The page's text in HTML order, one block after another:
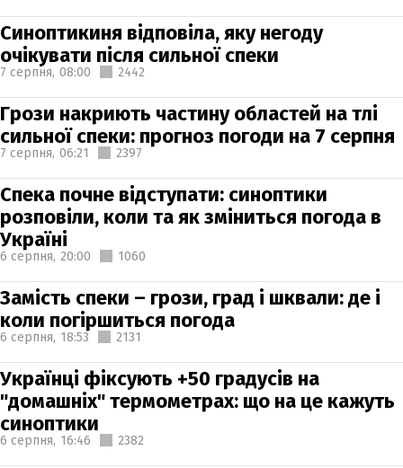
Синоптикиня відповіла, яку негоду
очікувати після сильної спеки
7 серпня, 08:00 2442
Грози накриють частину областей на тлі
сильної спеки: прогноз погоди на 7 серпня
7 серпня, 06:21 2397
Спека почне відступати: синоптики
розповіли, коли та як зміниться погода в
Україні
6 серпня, 20:00 1060
Замість спеки – грози, град і шквали: де і
коли погіршиться погода
6 серпня, 18:53 2131
Українці фіксують +50 градусів на
"домашніх" термометрах: що на це кажуть
синоптики
6 серпня, 16:46 2382